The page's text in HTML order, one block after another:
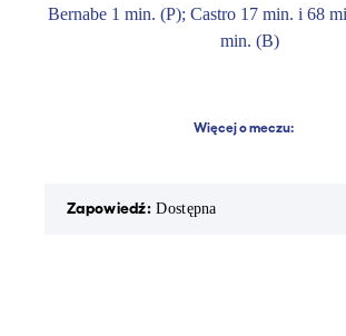
Bernabe 1 min. (P); Castro 17 min. i 68
min. (B)
Więcej o meczu:
Zapowiedź: Dostępna